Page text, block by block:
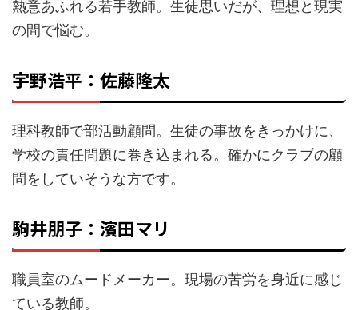
熱意あふれる若手教師。生徒思いだが、理想と現実
の間で悩む。
宇野浩平：佐藤隆太
理科教師で部活動顧問。生徒の事故をきっかけに、
学校の責任問題に巻き込まれる。確かにクラブの顧
問をしていそうな方です。
駒井朋子：濱田マリ
職員室のムードメーカー。現場の苦労を身近に感じ
ている教師。